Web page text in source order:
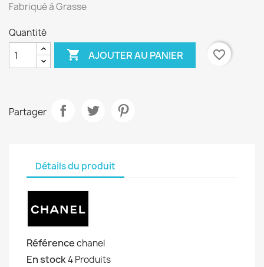
Fabriqué à Grasse
Quantité
 AJOUTER AU PANIER favorite_border
Partager
Détails du produit
Référencechanel
En stock4 Produits